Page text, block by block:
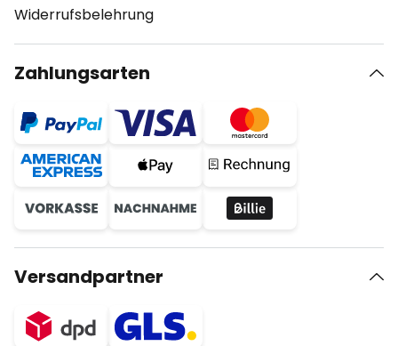
Widerrufsbelehrung
Zahlungsarten
Versandpartner